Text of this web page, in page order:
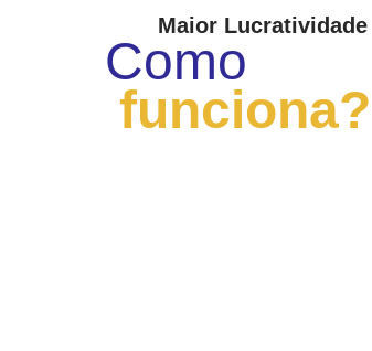
Maior Lucratividade
Como
funciona?